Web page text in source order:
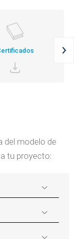
del modelo de
tu proyecto: